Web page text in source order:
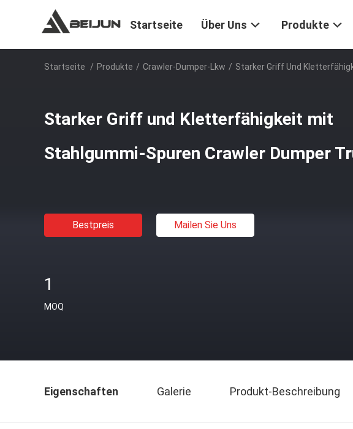
Startseite Über Uns Produkte
Startseite / Produkte / Crawler-Dumper-Lkw / Starker Griff Und
Starker Griff und Kletterfähigkeit mit
Stahlgummi-Spuren Crawler Dumper
Bestpreis Mailen Sie Uns
1
MOQ
Eigenschaften Galerie Produkt-Beschreibung